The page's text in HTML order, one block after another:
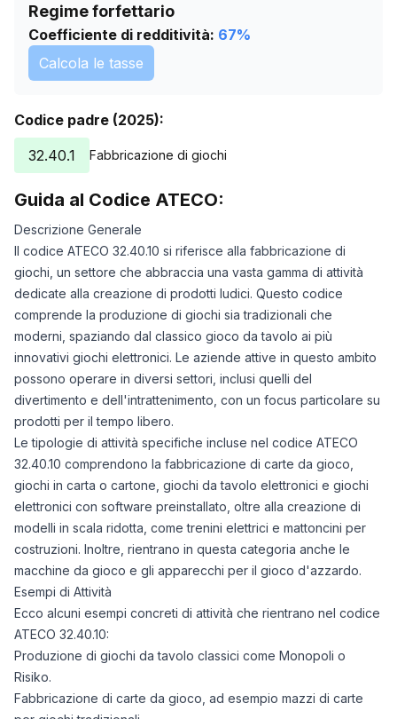
Regime forfettario
Coefficiente di redditività: 67%
Calcola le tasse
Codice padre (2025):
32.40.1
Fabbricazione di giochi
Guida al Codice ATECO:
Descrizione Generale
Il codice ATECO 32.40.10 si riferisce alla fabbricazione di
giochi, un settore che abbraccia una vasta gamma di attività
dedicate alla creazione di prodotti ludici. Questo codice
comprende la produzione di giochi sia tradizionali che
moderni, spaziando dal classico gioco da tavolo ai più
innovativi giochi elettronici. Le aziende attive in questo ambito
possono operare in diversi settori, inclusi quelli del
divertimento e dell'intrattenimento, con un focus particolare su
prodotti per il tempo libero.
Le tipologie di attività specifiche incluse nel codice ATECO
32.40.10 comprendono la fabbricazione di carte da gioco,
giochi in carta o cartone, giochi da tavolo elettronici e giochi
elettronici con software preinstallato, oltre alla creazione di
modelli in scala ridotta, come trenini elettrici e mattoncini per
costruzioni. Inoltre, rientrano in questa categoria anche le
macchine da gioco e gli apparecchi per il gioco d'azzardo.
Esempi di Attività
Ecco alcuni esempi concreti di attività che rientrano nel codice
ATECO 32.40.10:
Produzione di giochi da tavolo classici come Monopoli o
Risiko.
Fabbricazione di carte da gioco, ad esempio mazzi di carte